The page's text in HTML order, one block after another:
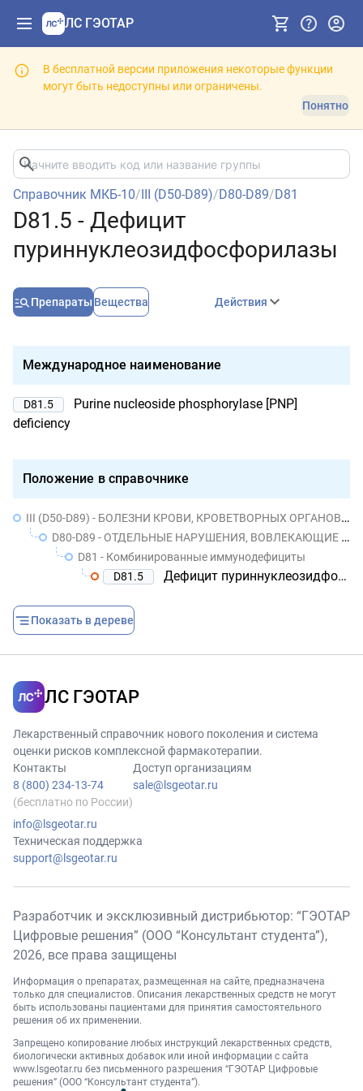
ЛС ГЭОТАР
В бесплатной версии приложения некоторые функции
могут быть недоступны или ограничены.
Понятно
Справочник МКБ-10/III (D50-D89)/D80-D89/D81
D81.5 - Дефицит
пуриннуклеозидфосфорилазы
Препараты Вещества Действия
Международное наименование
D81.5
Purine nucleoside phosphorylase [PNP]
deficiency
Положение в справочнике
III (D50-D89) - БОЛЕЗНИ КРОВИ, КРОВЕТВОРНЫХ ОРГАНОВ И ОТДЕЛЬНЫЕ НАРУШЕНИЯ, ВОВЛЕКАЮЩИЕ ИММУННЫЙ МЕХАНИЗМ
D80-D89 - ОТДЕЛЬНЫЕ НАРУШЕНИЯ, ВОВЛЕКАЮЩИЕ ИММУННЫЙ МЕХАНИЗМ
D81 - Комбинированные иммунодефициты
D81.5
Дефицит пуриннуклеозидфосфорилазы
Показать в дереве
ЛС ГЭОТАР
Лекарственный справочник нового поколения и система
оценки рисков комплексной фармакотерапии.
Контакты
8 (800) 234-13-74
(бесплатно по России)
info@lsgeotar.ru
Доступ организациям
sale@lsgeotar.ru
Техническая поддержка
support@lsgeotar.ru
Разработчик и эксклюзивный дистрибьютор: “ГЭОТАР
Цифровые решения” (ООО “Консультант студента”),
2026, все права защищены
Информация о препаратах, размещенная на сайте, предназначена
только для специалистов. Описания лекарственных средств не могут
быть использованы пациентами для принятия самостоятельного
решения об их применении.
Запрещено копирование любых инструкций лекарственных средств,
биологически активных добавок или иной информации с сайта
www.lsgeotar.ru без письменного разрешения “ГЭОТАР Цифровые
решения” (ООО “Консультант студента”).